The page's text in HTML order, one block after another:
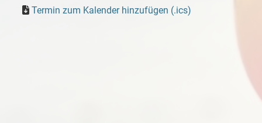
Termin zum Kalender hinzufügen (.ics)